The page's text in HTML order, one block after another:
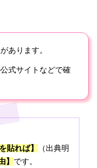
あります。
式サイトなどで確
貼れば】
（出典明
】 です。